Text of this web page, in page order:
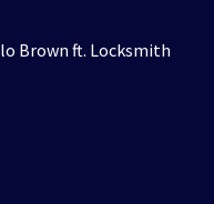
Brown ft. Locksmith